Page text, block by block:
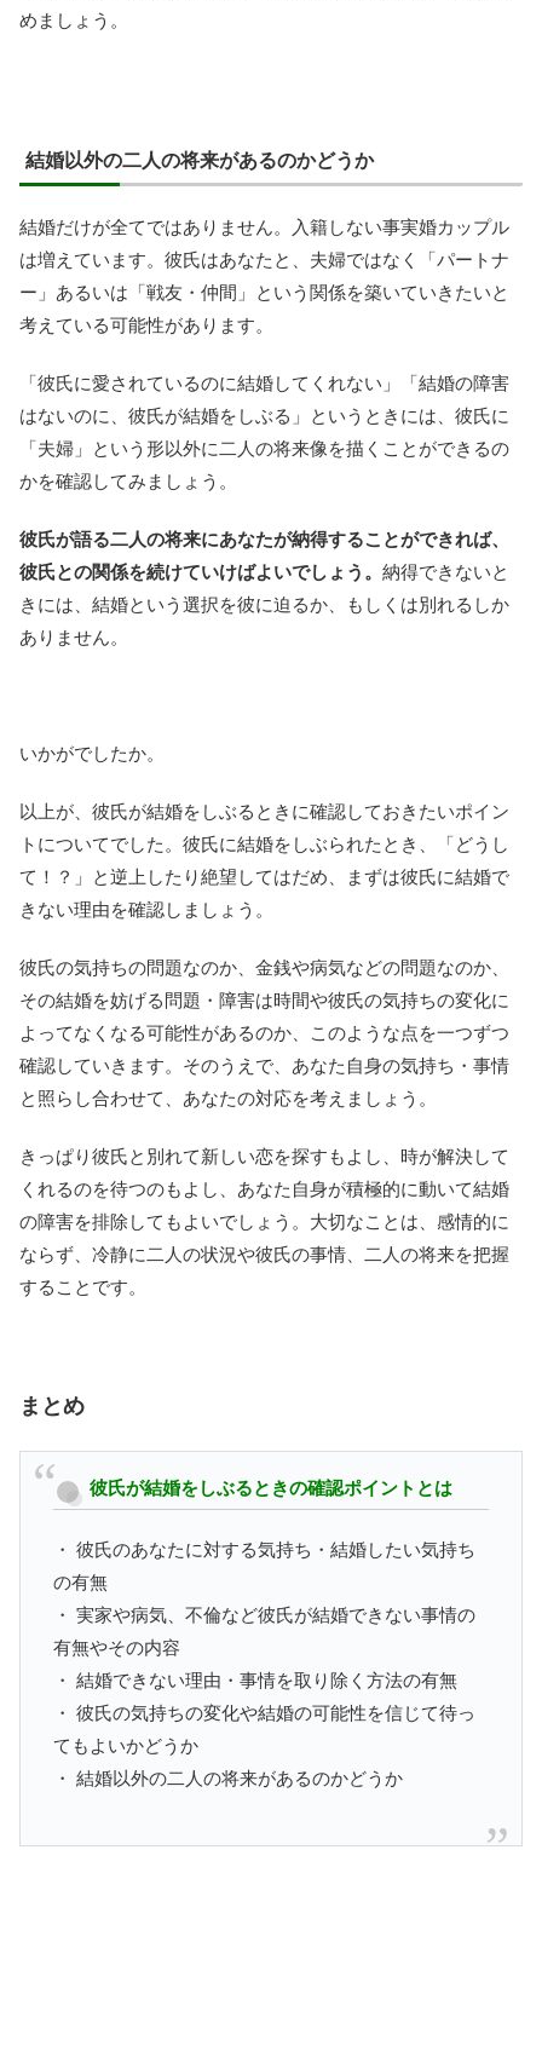
めましょう。
結婚以外の二人の将来があるのかどうか
結婚だけが全てではありません。入籍しない事実婚カップル
は増えています。彼氏はあなたと、夫婦ではなく「パートナ
ー」あるいは「戦友・仲間」という関係を築いていきたいと
考えている可能性があります。
「彼氏に愛されているのに結婚してくれない」「結婚の障害
はないのに、彼氏が結婚をしぶる」というときには、彼氏に
「夫婦」という形以外に二人の将来像を描くことができるの
かを確認してみましょう。
彼氏が語る二人の将来にあなたが納得することができれば、
彼氏との関係を続けていけばよいでしょう。 納得できないと
きには、結婚という選択を彼に迫るか、もしくは別れるしか
ありません。
いかがでしたか。
以上が、彼氏が結婚をしぶるときに確認しておきたいポイン
トについてでした。彼氏に結婚をしぶられたとき、「どうし
て！？」と逆上したり絶望してはだめ、まずは彼氏に結婚で
きない理由を確認しましょう。
彼氏の気持ちの問題なのか、金銭や病気などの問題なのか、
その結婚を妨げる問題・障害は時間や彼氏の気持ちの変化に
よってなくなる可能性があるのか、このような点を一つずつ
確認していきます。そのうえで、あなた自身の気持ち・事情
と照らし合わせて、あなたの対応を考えましょう。
きっぱり彼氏と別れて新しい恋を探すもよし、時が解決して
くれるのを待つのもよし、あなた自身が積極的に動いて結婚
の障害を排除してもよいでしょう。大切なことは、感情的に
ならず、冷静に二人の状況や彼氏の事情、二人の将来を把握
することです。
まとめ
彼氏が結婚をしぶるときの確認ポイントとは
・ 彼氏のあなたに対する気持ち・結婚したい気持ち
の有無
・ 実家や病気、不倫など彼氏が結婚できない事情の
有無やその内容
・ 結婚できない理由・事情を取り除く方法の有無
・ 彼氏の気持ちの変化や結婚の可能性を信じて待っ
てもよいかどうか
・ 結婚以外の二人の将来があるのかどうか